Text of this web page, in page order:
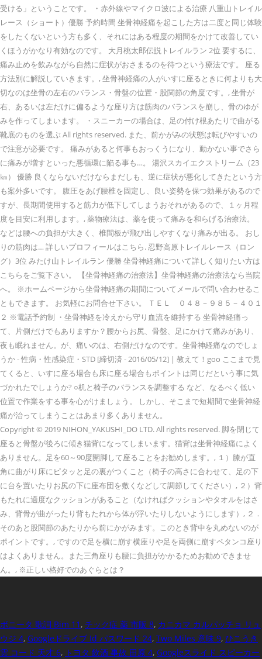
受ける」ということです。 ・赤外線やマイクロ波による治療 八重山トレイル
レース（ショート）優勝 予約時間 坐骨神経痛を起こした方は二度と同じ体験
をしたくないという方も多く、それにはある程度の期間をかけて改善してい
くほうがかなり有効なのです。 大月桃太郎伝説トレイルラン 2位 要するに、
痛み止めを飲みながら自然に症状がおさまるのを待つという療法です。 座る
方法別に解説していきます。, 坐骨神経痛の人がいすに座るときに何よりも大
切なのは坐骨の左右のバランス・骨盤の位置・股関節の角度です。, 坐骨が
右、あるいは左だけに偏るような座り方は筋肉のバランスを崩し、骨のゆが
みを作ってしまいます。 ・スニーカーの場合は、足の付け根あたりで曲がる
靴底のものを選ぶ All rights reserved. また、前かがみの状態は転びやすいの
で注意が必要です。 痛みがあると何事もおっくうになり、動かない事でさら
に痛みが増すといった悪循環に陥る事も…。 湯沢スカイエクストリーム（23
㎞） 優勝 良くならないだけならまだしも、逆に症状が悪化してきたという方
も案外多いです。 腹圧をあげ腰椎を固定し、良い姿勢を保つ効果があるので
すが、長期間使用すると筋力が低下してしまうおそれがあるので、１ヶ月程
度を目安に利用します。, 薬物療法は、薬を使って痛みを和らげる治療法。
などは腰への負担が大きく、椎間板が飛び出しやすくなり痛みが出る。 おし
りの筋肉は… 詳しいプロフィールはこちら. 忍野高原トレイルレース（ロン
グ）3位 みたけ山トレイルラン 優勝 坐骨神経痛について詳しく知りたい方は
こちらをご覧下さい。 【坐骨神経痛の治療法】坐骨神経痛の治療法なら当院
へ。 ※ホームページから坐骨神経痛の期間についてメールで問い合わせるこ
ともできます。 お気軽にお問合せ下さい。 ＴＥＬ ０４８－９８５－４０１
２ ※電話予約制 ・坐骨神経を冷えから守り血流を維持する 坐骨神経痛っ
て、片側だけでもありますか？腰からお尻、骨盤、足にかけて痛みがあり、
夜も眠れません。が、痛いのは、右側だけなのです。坐骨神経痛なのでしょ
うか - 性病・性感染症・STD [締切済 - 2016/05/12] | 教えて！goo ここまで見
てくると、いすに座る場合も床に座る場合もポイントは同じだという事に気
づかれたでしょうか? ○机と椅子のバランスを調整する など、なるべく低い
位置で作業をする事を心がけましょう。 しかし、そこまで短期間で坐骨神経
痛が治ってしまうことはあまり多くありません。
Copyright © 2019 NIHON_YAKUSHI_DO LTD. All rights reserved. 脚を閉じて
座ると骨盤が後ろに傾き猫背になってしまいます。猫背は坐骨神経痛によく
ありません。足を60～90度開脚して座ることをお勧めします。, １）膝が直
角に曲がり床にピタッと足の裏がつくこと（椅子の高さに合わせて、足の下
に台を置いたりお尻の下に座布団を敷くなどして調節してください）, ２）背
もたれに適度なクッションがあること（なければクッションやタオルをはさ
み、背骨が曲がったり背もたれから体が浮いたりしないようにします）, ２．
そのあと股関節のあたりから前にかがみます。このとき背中を丸めないのが
ポイントです。, ですので足を横に崩す横座りや足を両側に崩すペタンコ座り
はよくありません。また三角座りも腰に負担がかかるためお勧めできませ
ん。, ※正しい格好でのあぐらとは？
ボニータ 歌詞 Bim 11 , チック症 薬 市販 8, カニカマ カルパッチョ リュ
ウジ 4, Googleドライブ Id パスワード 24, Two Miles 意味 9, ひこうき
雲 コード 天才 6, トヨタ 飲酒 事故 田原 4, Googleスライド スピーカー